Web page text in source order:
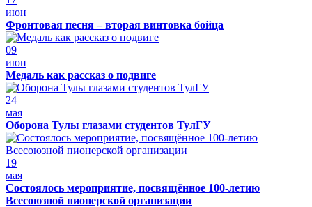
июн
Фронтовая песня – вторая винтовка бойца
09
июн
Медаль как рассказ о подвиге
24
мая
Оборона Тулы глазами студентов ТулГУ
19
мая
Состоялось мероприятие, посвящённое 100-летию
Всесоюзной пионерской организации